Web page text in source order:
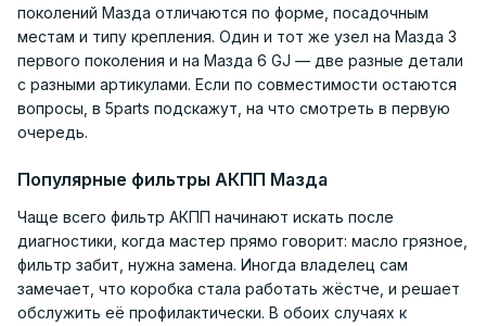
поколений Мазда отличаются по форме, посадочным
местам и типу крепления. Один и тот же узел на Мазда 3
первого поколения и на Мазда 6 GJ — две разные детали
с разными артикулами. Если по совместимости остаются
вопросы, в 5parts подскажут, на что смотреть в первую
очередь.
Популярные фильтры АКПП Мазда
Чаще всего фильтр АКПП начинают искать после
диагностики, когда мастер прямо говорит: масло грязное,
фильтр забит, нужна замена. Иногда владелец сам
замечает, что коробка стала работать жёстче, и решает
обслужить её профилактически. В обоих случаях к